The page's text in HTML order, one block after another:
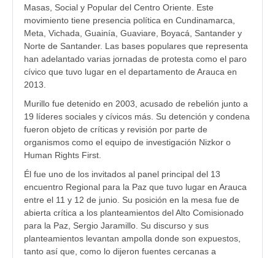
Masas, Social y Popular del Centro Oriente. Este
movimiento tiene presencia política en Cundinamarca,
Meta, Vichada, Guainía, Guaviare, Boyacá, Santander y
Norte de Santander. Las bases populares que representa
han adelantado varias jornadas de protesta como el paro
cívico que tuvo lugar en el departamento de Arauca en
2013.
Murillo fue detenido en 2003, acusado de rebelión junto a
19 líderes sociales y cívicos más. Su detención y condena
fueron objeto de críticas y revisión por parte de
organismos como el equipo de investigación Nizkor o
Human Rights First.
Él fue uno de los invitados al panel principal del 13
encuentro Regional para la Paz que tuvo lugar en Arauca
entre el 11 y 12 de junio. Su posición en la mesa fue de
abierta crítica a los planteamientos del Alto Comisionado
para la Paz, Sergio Jaramillo. Su discurso y sus
planteamientos levantan ampolla donde son expuestos,
tanto así que, como lo dijeron fuentes cercanas a